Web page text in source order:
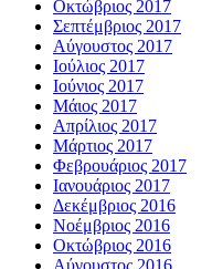
Οκτώβριος 2017
Σεπτέμβριος 2017
Αύγουστος 2017
Ιούλιος 2017
Ιούνιος 2017
Μάιος 2017
Απρίλιος 2017
Μάρτιος 2017
Φεβρουάριος 2017
Ιανουάριος 2017
Δεκέμβριος 2016
Νοέμβριος 2016
Οκτώβριος 2016
Αύγουστος 2016